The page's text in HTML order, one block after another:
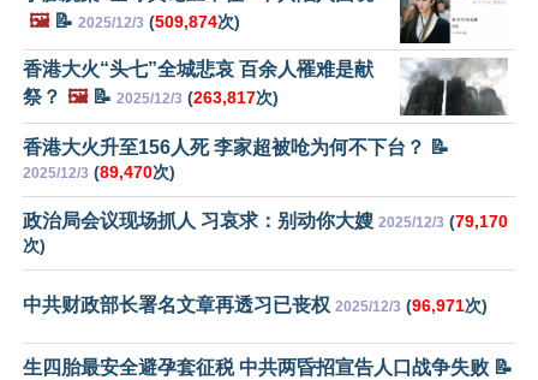
🖼️📝 2025/12/3 (509,874次)
香港大火“头七”全城悲哀 百余人罹难是献
祭？ 🖼️📝 2025/12/3 (263,817次)
香港大火升至156人死 李家超被呛为何不下台？ 📝
2025/12/3 (89,470次)
政治局会议现场抓人 习哀求：别动你大嫂 2025/12/3 (79,170
次)
中共财政部长署名文章再透习已丧权 2025/12/3 (96,971次)
生四胎最安全避孕套征税 中共两昏招宣告人口战争失败 📝